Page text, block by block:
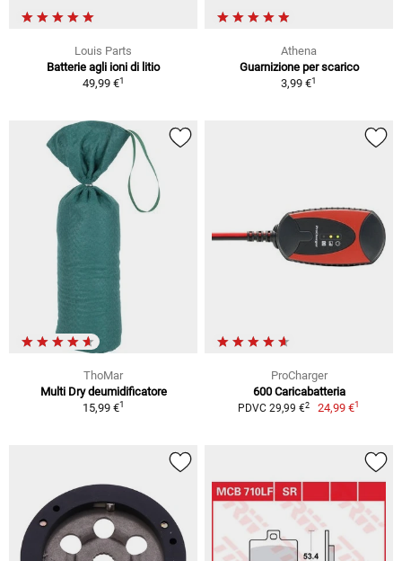
Louis Parts
Batterie agli ioni di litio
49,99 €1
Athena
Guarnizione per scarico
3,99 €1
ThoMar
Multi Dry deumidificatore
15,99 €1
ProCharger
600 Caricabatteria
PDVC 29,99 €2 24,99 €1